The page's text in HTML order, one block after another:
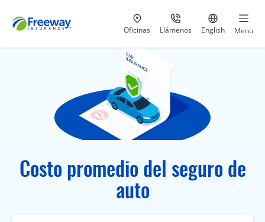
Visita nuestras
Oficinas Llámenos
al 800-441-5533
Ir al sitio
English Menu
Costo promedio del seguro de
auto